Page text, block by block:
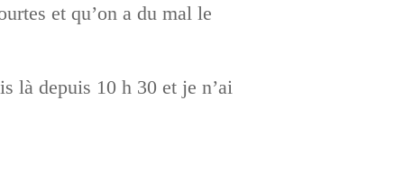
et qu’on a du mal le
là depuis 10 h 30 et je n’ai